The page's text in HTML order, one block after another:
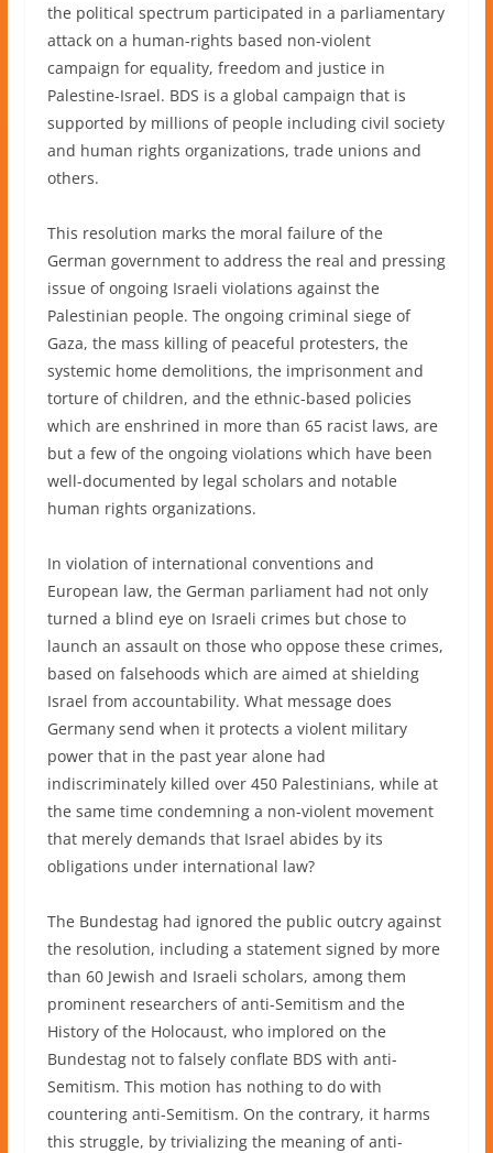
the political spectrum participated in a parliamentary
attack on a human-rights based non-violent
campaign for equality, freedom and justice in
Palestine-Israel. BDS is a global campaign that is
supported by millions of people including civil society
and human rights organizations, trade unions and
others.
This resolution marks the moral failure of the
German government to address the real and pressing
issue of ongoing Israeli violations against the
Palestinian people. The ongoing criminal siege of
Gaza, the mass killing of peaceful protesters, the
systemic home demolitions, the imprisonment and
torture of children, and the ethnic-based policies
which are enshrined in more than 65 racist laws, are
but a few of the ongoing violations which have been
well-documented by legal scholars and notable
human rights organizations.
In violation of international conventions and
European law, the German parliament had not only
turned a blind eye on Israeli crimes but chose to
launch an assault on those who oppose these crimes,
based on falsehoods which are aimed at shielding
Israel from accountability. What message does
Germany send when it protects a violent military
power that in the past year alone had
indiscriminately killed over 450 Palestinians, while at
the same time condemning a non-violent movement
that merely demands that Israel abides by its
obligations under international law?
The Bundestag had ignored the public outcry against
the resolution, including a statement signed by more
than 60 Jewish and Israeli scholars, among them
prominent researchers of anti-Semitism and the
History of the Holocaust, who implored on the
Bundestag not to falsely conflate BDS with anti-
Semitism. This motion has nothing to do with
countering anti-Semitism. On the contrary, it harms
this struggle, by trivializing the meaning of anti-